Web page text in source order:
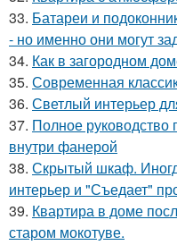
33. Батареи и
- но именно они могут
34. Как в загородном
35. Современная
36. Светлый интерьер
37. Полное руководство
внутри фанерой
38. Скрытый шкаф.
интерьер и "Съедает"
39. Квартира в доме
старом мокотуве.